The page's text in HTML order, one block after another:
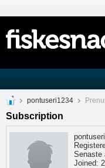
pontuseri1234
Subscription
Senaste
Joined: